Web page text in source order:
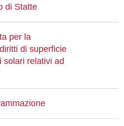
di Statte
per la
di superficie
solari relativi ad